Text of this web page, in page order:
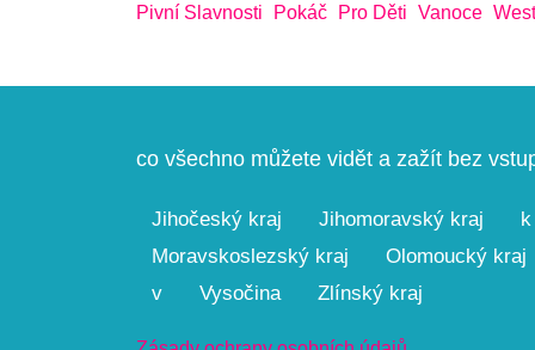
Pivní Slavnosti
Pokáč Pro Děti Vanoce
co všechno můžete vidět a zažít bez
Jihočeský kraj Jihomoravský kraj
k
Moravskoslezský kraj
Olomoucký kraj
v
Vysočina Zlínský kraj